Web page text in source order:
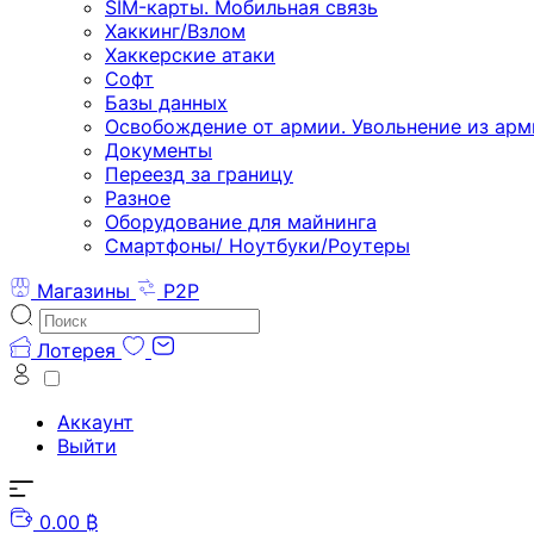
SIM-карты. Мобильная связь
Хаккинг/Взлом
Хаккерские атаки
Софт
Базы данных
Освобождение от армии. Увольнение из
Документы
Переезд за границу
Разное
Оборудование для майнинга
Смартфоны/ Ноутбуки/Роутеры
Магазины
P2P
Лотерея
Аккаунт
Выйти
0.00 ₿